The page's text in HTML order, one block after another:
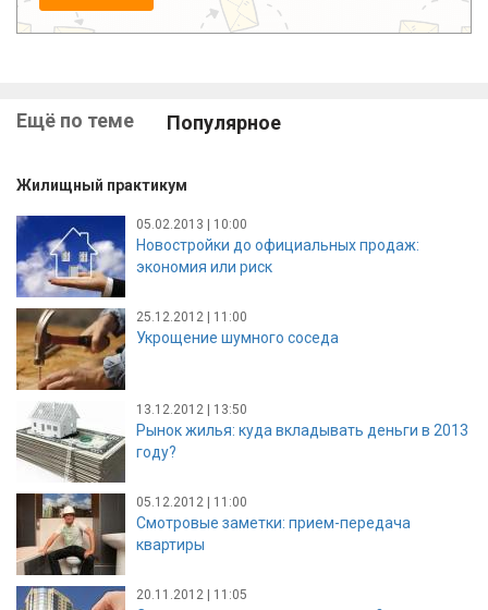
Ещё по теме Популярное
Жилищный практикум
05.02.2013 | 10:00
Новостройки до официальных продаж:
экономия или риск
25.12.2012 | 11:00
Укрощение шумного соседа
13.12.2012 | 13:50
Рынок жилья: куда вкладывать деньги в 2013
году?
05.12.2012 | 11:00
Смотровые заметки: прием-передача
квартиры
20.11.2012 | 11:05